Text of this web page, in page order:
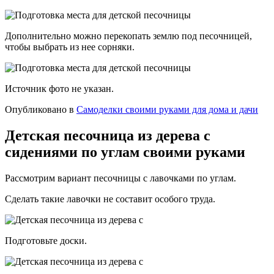
Дополнительно можно перекопать землю под песочницей,
чтобы выбрать из нее сорняки.
Источник фото не указан.
Опубликовано в Самоделки своими руками для дома и дачи
Детская песочница из дерева с
сидениями по углам своими руками
Рассмотрим вариант песочницы с лавочками по углам.
Сделать такие лавочки не составит особого труда.
Подготовьте доски.